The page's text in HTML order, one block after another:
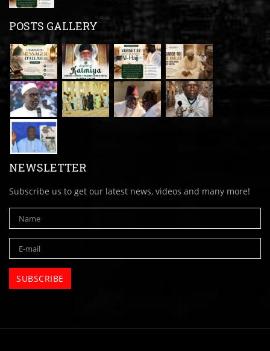
POSTS GALLERY
NEWSLETTER
Subscribe us to get our latest news, videos and many more!